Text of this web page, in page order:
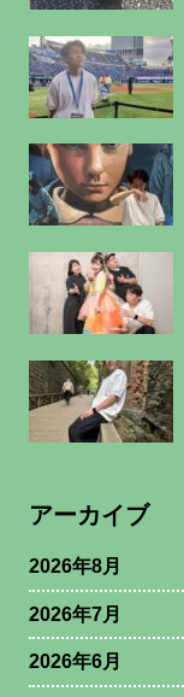
アーカイブ
2026年8月
2026年7月
2026年6月